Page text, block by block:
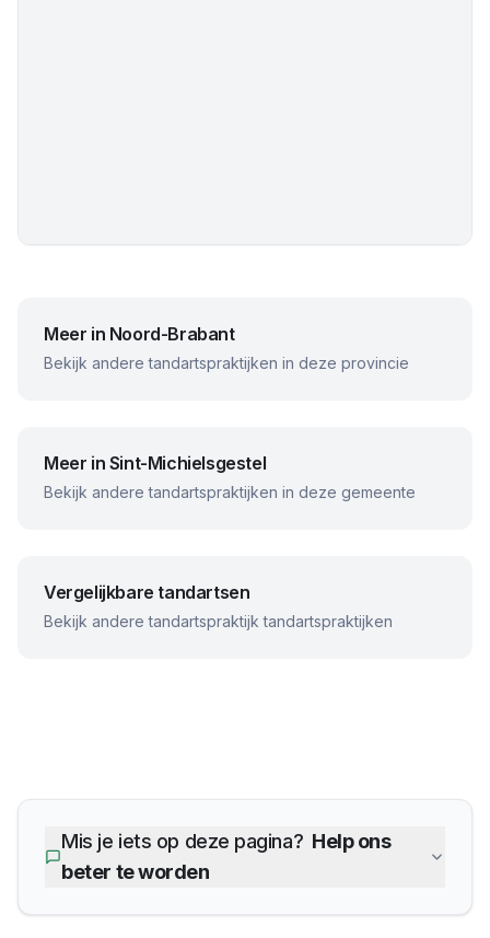
Meer in Noord-Brabant
Bekijk andere tandartspraktijken in deze provincie
Meer in Sint-Michielsgestel
Bekijk andere tandartspraktijken in deze gemeente
Vergelijkbare tandartsen
Bekijk anderetandartspraktijk tandartspraktijken
Mis je iets op deze pagina? Help ons
beter te worden